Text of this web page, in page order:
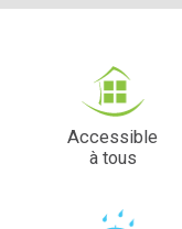
Accessible
à tous